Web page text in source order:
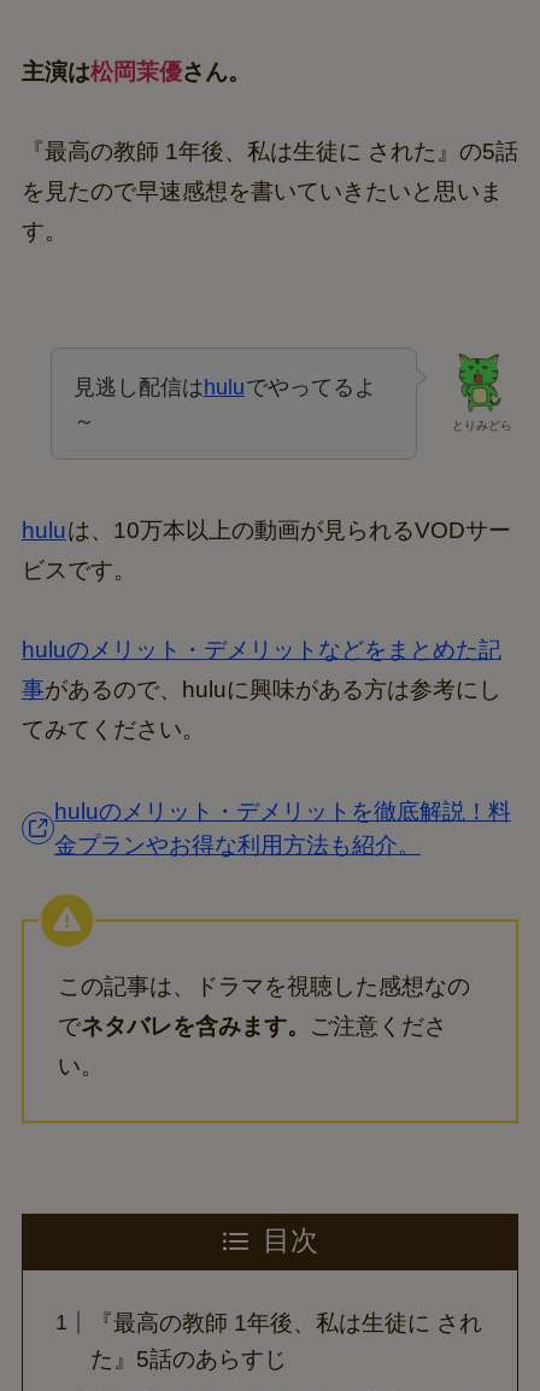
主演は松岡茉優さん。
『最高の教師 1年後、私は生徒に された』の5話
を見たので早速感想を書いていきたいと思いま
す。
とりみどら
見逃し配信はhuluでやってるよ
～
huluは、10万本以上の動画が見られるVODサー
ビスです。
huluのメリット・デメリットなどをまとめた記
事があるので、huluに興味がある方は参考にし
てみてください。
huluのメリット・デメリットを徹底解説！料
金プランやお得な利用方法も紹介。
この記事は、ドラマを視聴した感想なの
でネタバレを含みます。 ご注意くださ
い。
目次
『最高の教師 1年後、私は生徒に され
た』5話のあらすじ